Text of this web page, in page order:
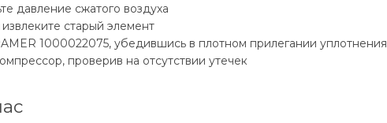
давление сжатого воздуха
старый элемент
1000022075, убедившись в плотном прилегании уплотнения
проверив на отсутствии утечек